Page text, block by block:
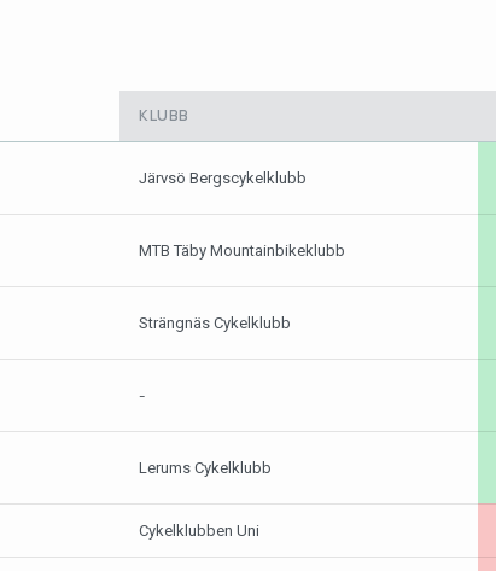
KLUBB
Järvsö Bergscykelklubb
MTB Täby Mountainbikeklubb
Strängnäs Cykelklubb
-
Lerums Cykelklubb
Cykelklubben Uni